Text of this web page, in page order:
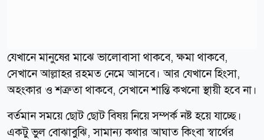
যেখানে মানুষের মাঝে ভালোবাসা থাকবে, ক্ষমা থাকবে,
সেখানে আল্লাহর রহমত নেমে আসবে। আর যেখানে হিংসা,
অহংকার ও শত্রুতা থাকবে, সেখানে শান্তি কখনো স্থায়ী হবে না।
বর্তমান সময়ে ছোট ছোট বিষয় নিয়ে সম্পর্ক নষ্ট হয়ে যাচ্ছে।
একটু ভুল বোঝাবুঝি, সামান্য কথার আঘাত কিংবা স্বার্থের